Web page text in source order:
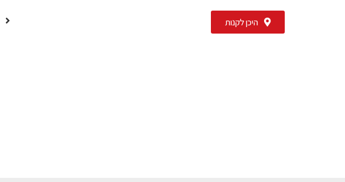
היכן לקנות